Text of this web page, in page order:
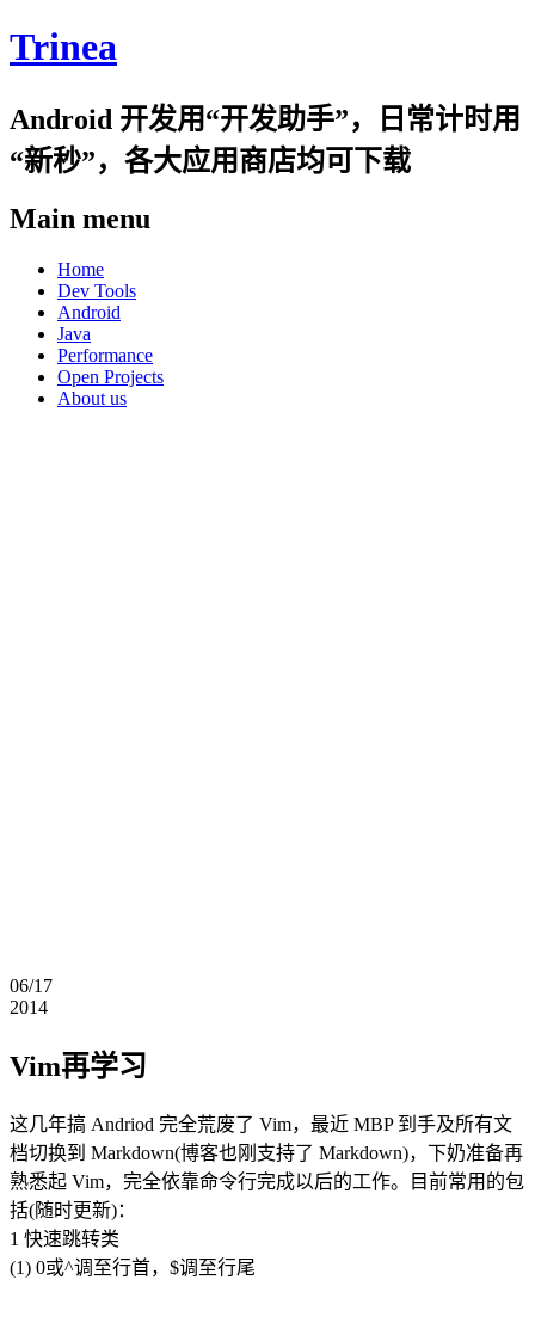
Trinea
Android 开发用“开发助手”，日常计时用
“新秒”，各大应用商店均可下载
Main menu
Skip
content
Home
Dev Tools
Android
Java
Performance
Open Projects
About us
06/17
2014
Vim再学习
这几年搞 Andriod 完全荒废了 Vim，最近 MBP 到手及所有文
档切换到 Markdown(博客也刚支持了 Markdown)，下奶准备再
熟悉起 Vim，完全依靠命令行完成以后的工作。目前常用的包
括(随时更新)：
1 快速跳转类
(1) 0或^调至行首，$调至行尾